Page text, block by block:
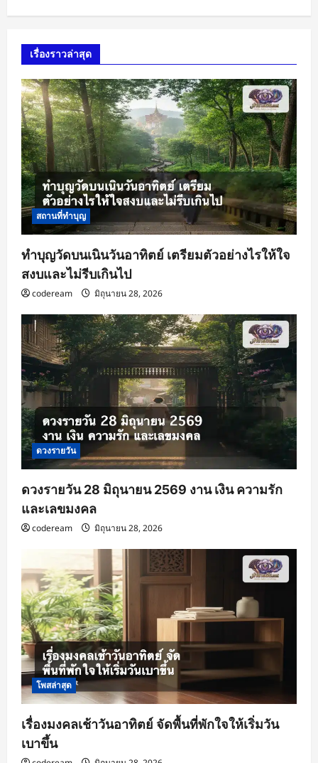
เรื่องราวล่าสุด
สถานที่ทำบุญ
ทำบุญวัดบนเนินวันอาทิตย์ เตรียมตัวอย่างไรให้ใจ
สงบและไม่รีบเกินไป
codeream มิถุนายน 28, 2026
ดวงรายวัน
ดวงรายวัน 28 มิถุนายน 2569 งาน เงิน ความรัก
และเลขมงคล
codeream มิถุนายน 28, 2026
โพสล่าสุด
เรื่องมงคลเช้าวันอาทิตย์ จัดพื้นที่พักใจให้เริ่มวัน
เบาขึ้น